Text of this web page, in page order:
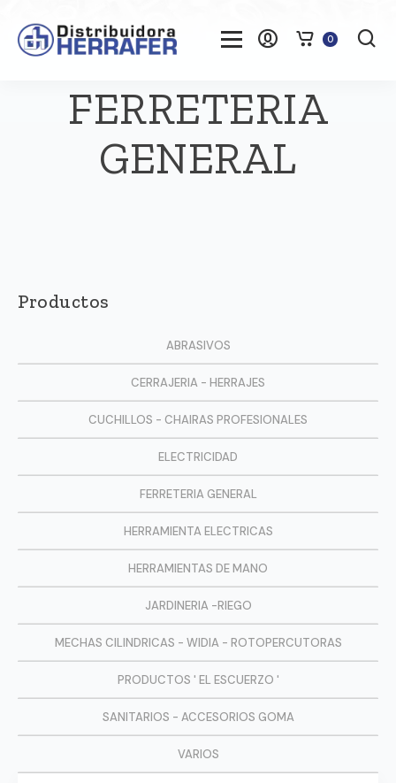
0
FERRETERIA
GENERAL
Productos
ABRASIVOS
CERRAJERIA - HERRAJES
CUCHILLOS - CHAIRAS PROFESIONALES
ELECTRICIDAD
FERRETERIA GENERAL
HERRAMIENTA ELECTRICAS
HERRAMIENTAS DE MANO
JARDINERIA -RIEGO
MECHAS CILINDRICAS - WIDIA - ROTOPERCUTORAS
PRODUCTOS ' EL ESCUERZO '
SANITARIOS - ACCESORIOS GOMA
VARIOS